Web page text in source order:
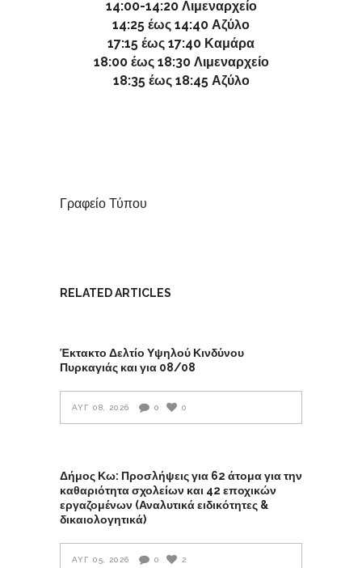
14:00-14:20 Λιμεναρχείο
14:25 έως 14:40 Αζύλο
17:15 έως 17:40 Καμάρα
18:00 έως 18:30 Λιμεναρχείο
18:35 έως 18:45 Αζύλο
Γραφείο Τύπου
RELATED ARTICLES
Έκτακτο Δελτίο Υψηλού Κινδύνου
Πυρκαγιάς και για 08/08
ΑΥΓ 08, 2026 0 0
Δήμος Κω: Προσλήψεις για 62 άτομα για την
καθαριότητα σχολείων και 42 εποχικών
εργαζομένων (Αναλυτικά ειδικότητες &
δικαιολογητικά)
ΑΥΓ 05, 2026 0 2